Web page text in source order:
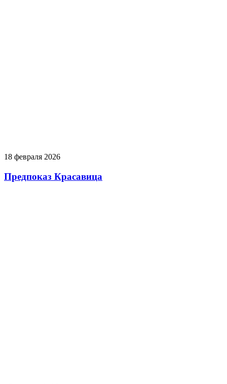
18 февраля 2026
Предпоказ Красавица